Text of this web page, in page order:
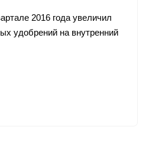
2016 года увеличил
удобрений на внутренний